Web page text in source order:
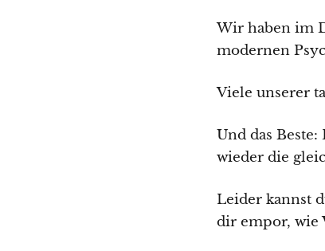
Wir haben im
modernen
Viele unserer
Und das
wieder die
Leider kannst
dir empor, wie